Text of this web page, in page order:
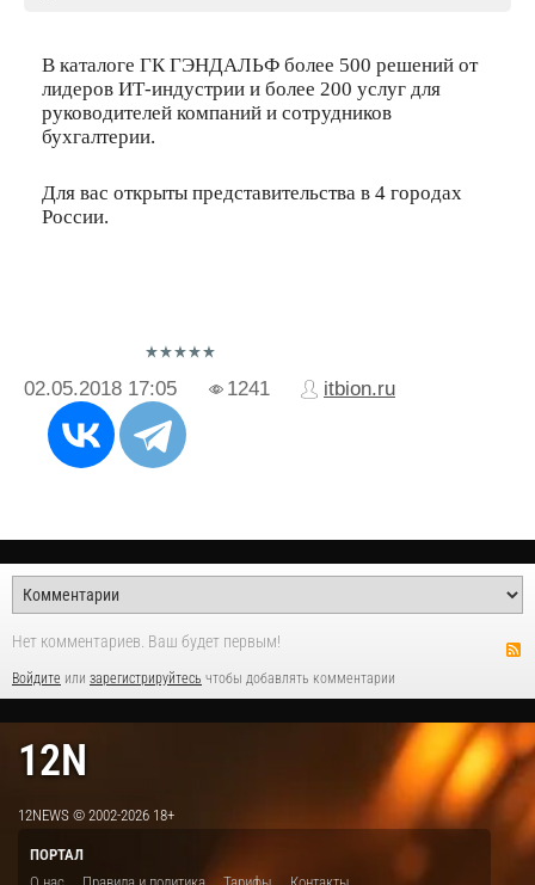
В каталоге ГК ГЭНДАЛЬФ более 500 решений от
лидеров ИТ-индустрии и более 200 услуг для
руководителей компаний и сотрудников
бухгалтерии.
Для вас открыты представительства в 4 городах
России.
02.05.2018 17:05 1241 itbion.ru
Нет комментариев. Ваш будет первым!
Войдите или зарегистрируйтесь чтобы добавлять комментарии
12N
12NEWS © 2002-2026 18+
ПОРТАЛ